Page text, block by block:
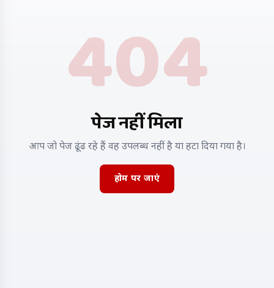
404
पेज नहीं मिला
आप जो पेज ढूंढ रहे हैं वह उपलब्ध नहीं है या हटा दिया गया है।
होम पर जाएं